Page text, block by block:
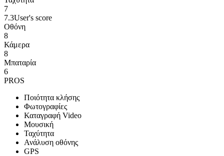
7
7.3User's score
Οθόνη
8
Κάμερα
8
Μπαταρία
6
PROS
Ποιότητα κλήσης
Φωτογραφίες
Καταγραφή Video
Μουσική
Ταχύτητα
Ανάλυση οθόνης
GPS